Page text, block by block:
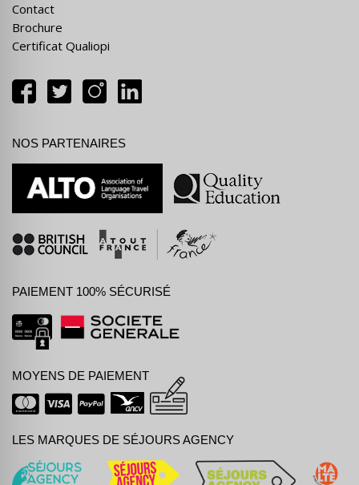
Contact
Brochure
Certificat Qualiopi
NOS PARTENAIRES
PAIEMENT 100% SÉCURISÉ
MOYENS DE PAIEMENT
LES MARQUES DE SÉJOURS AGENCY